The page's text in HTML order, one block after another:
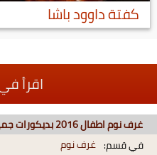
كفتة داوود باشا
اقرأ
غرف نوم اطفال 2016 بديكورات جميلة بالوان طفولية وبلمسه جذابة
في قسم: غرف نوم